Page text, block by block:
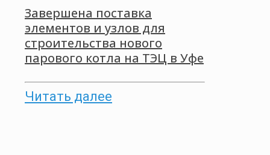
Завершена поставка
элементов и узлов для
строительства нового
парового котла на ТЭЦ в Уфе
Читать далее